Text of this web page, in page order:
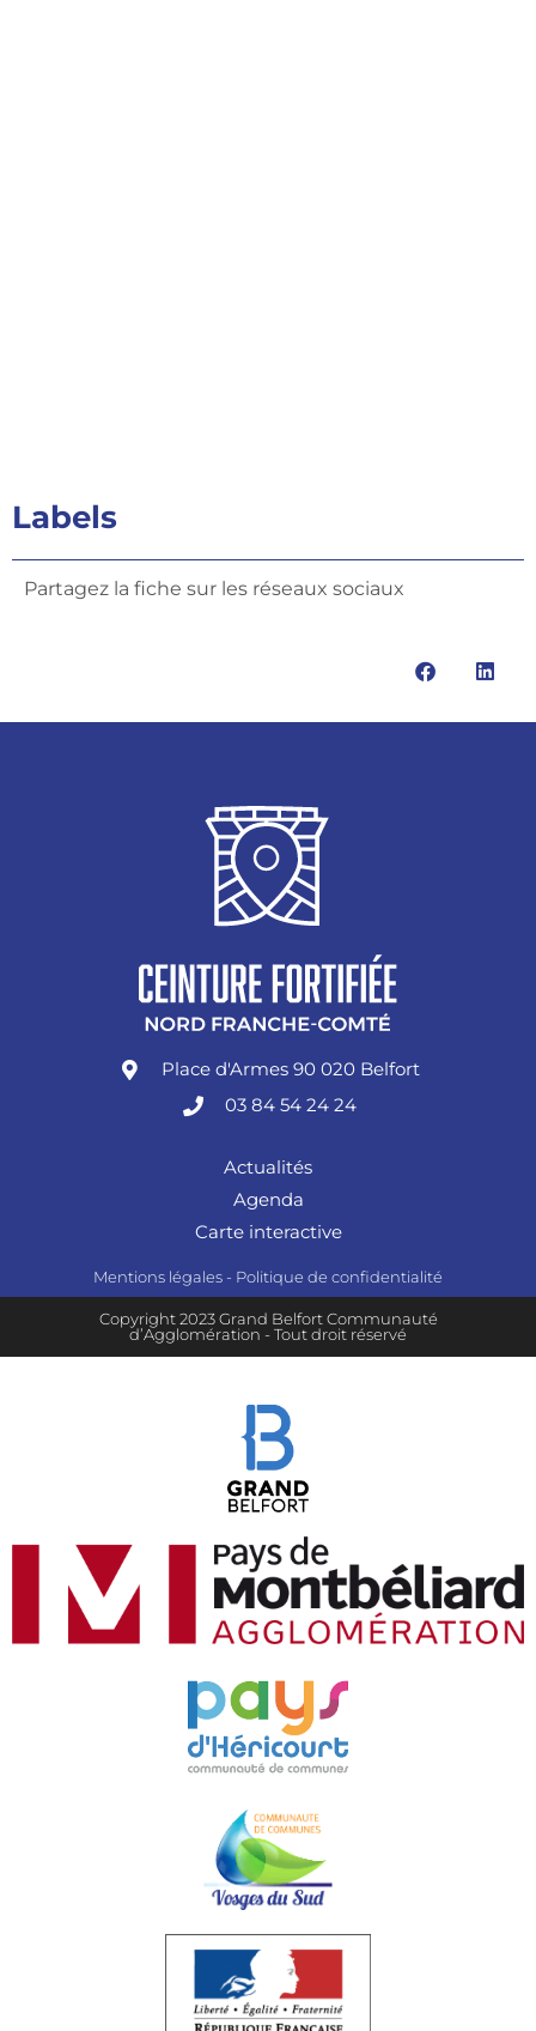
Labels
Partagez la fiche sur les réseaux sociaux
Place d'Armes 90 020 Belfort
03 84 54 24 24
Actualités
Agenda
Carte interactive
Mentions légales - Politique de confidentialité
Copyright 2023 Grand Belfort Communauté
d’Agglomération - Tout droit réservé